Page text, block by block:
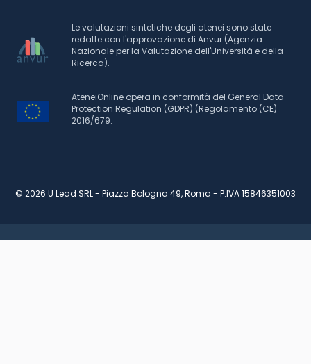
Le valutazioni sintetiche degli atenei sono state
redatte con l'approvazione di Anvur (Agenzia
Nazionale per la Valutazione dell'Università e della
Ricerca).
AteneiOnline opera in conformità del General Data
Protection Regulation (GDPR) (Regolamento (CE)
2016/679.
© 2026 U Lead SRL - Piazza Bologna 49, Roma - P.IVA 15846351003